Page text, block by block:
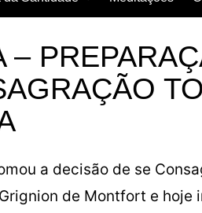
da Confiança
com Maria
para a
–
a decisão de se
de Montfort e hoje